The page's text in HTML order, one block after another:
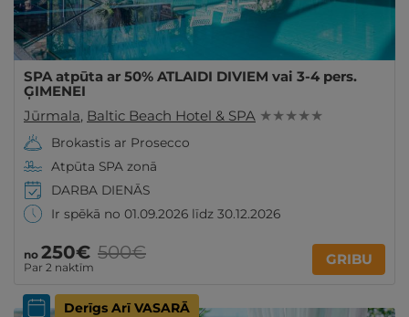
SPA atpūta ar 50% ATLAIDI DIVIEM vai 3-4 pers.
ĢIMENEI
Jūrmala, Baltic Beach Hotel & SPA ★ ★ ★ ★ ★
Brokastis ar Prosecco
Atpūta SPA zonā
DARBA DIENĀS
Ir spēkā no 01.09.2026 līdz 30.12.2026
no 250€
Par 2 naktīm
500€ GRIBU
Derīgs Arī VASARĀ